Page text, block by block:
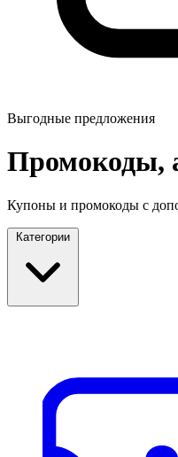
Выгодные предложения
Промокоды,
Купоны и промокоды с
Категории